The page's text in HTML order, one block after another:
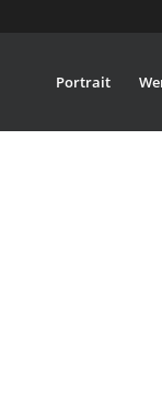
Portrait